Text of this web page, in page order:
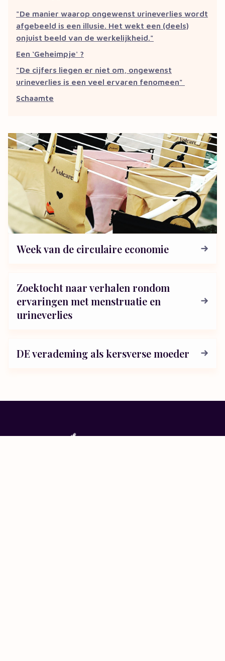
"De manier waarop ongewenst urineverlies wordt
afgebeeld is een illusie. Het wekt een (deels)
onjuist beeld van de werkelijkheid."
Een ‘Geheimpje' ?
"De cijfers liegen er niet om, ongewenst
urineverlies is een veel ervaren fenomeen"
Schaamte
Week van de circulaire economie
Zoektocht naar verhalen rondom
ervaringen met menstruatie en
urineverlies
DE verademing als kersverse moeder